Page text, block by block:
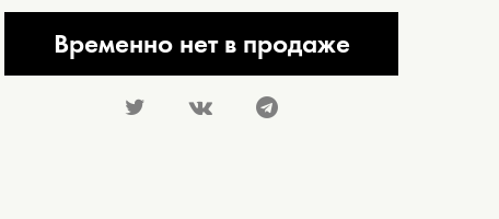
Временно нет в продаже